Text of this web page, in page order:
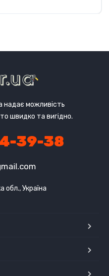
надає можливість
швидко та вигідно.
39-38
обл., Україна